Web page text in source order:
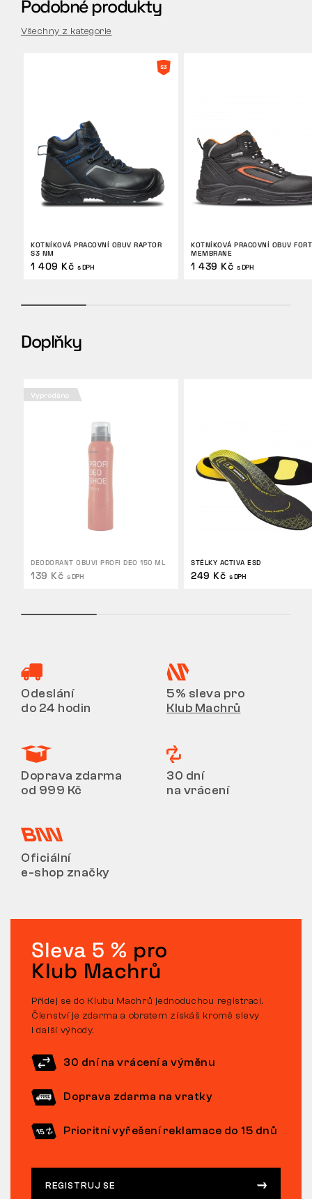
Podobné produkty
Všechny z kategorie
KOTNÍKOVÁ PRACOVNÍ OBUV RAPTOR
S3 NM
1 409 Kč s DPH
KOTNÍKOVÁ PRACOVNÍ OBUV
MEMBRANE
1 439 Kč s DPH
Doplňky
Vyprodáno
DEODORANT OBUVI PROFI DEO 150 ML
139 Kč s DPH
STÉLKY ACTIVA ESD
249 Kč s DPH
Odeslání
do 24 hodin
5% sleva pro
Klub Machrů
Doprava zdarma
od 999 Kč
30 dní
na vrácení
Oficiální
e-shop značky
Sleva 5 % pro
Klub Machrů
Přidej se do Klubu Machrů jednoduchou registrací.
Členství je zdarma a obratem získáš kromě slevy
i další výhody.
30 dní na vrácení a výměnu
Doprava zdarma na vratky
Prioritní vyřešení reklamace do 15 dnů
REGISTRUJ SE